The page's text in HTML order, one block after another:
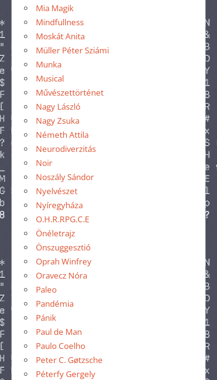
Mia Magik
Mindfullness
Moskát Anita
Müller Péter Sziámi
Munka
Musical
Művészettörténet
Nagy László
Nagy Zsuka
Németh Attila
Neurodiverzitás
Noir
Noszály Sándor
Nyelvészet
Nyíregyháza
O.H.R.RPG.C.E
Önéletrajz
Önszuggesztió
Oprah Winfrey
Oravecz Nóra
Paleo
Pandémia
Pánik
Paul de Man
Paulo Coelho
Peter C. Gøtzsche
Péterfy Gergely